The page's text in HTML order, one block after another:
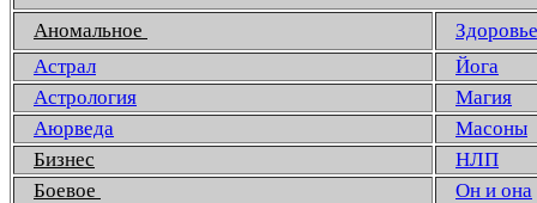
Аномальное
Здоровье
Астрал
Йога
Астрология
Магия
Аюрведа
Масоны
Бизнес
НЛП
Боевое
Он и она